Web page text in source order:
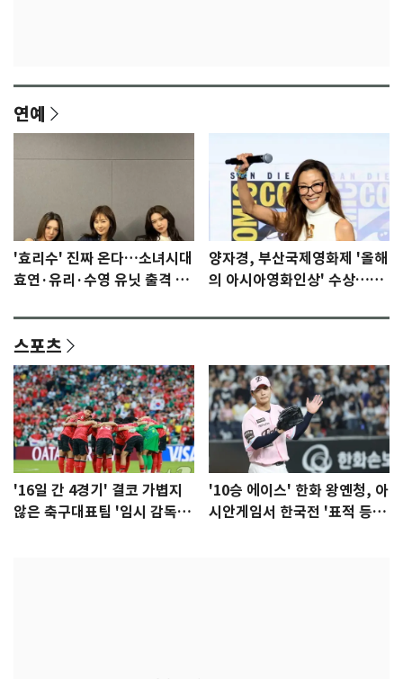
연예
'효리수' 진짜 온다…소녀시대
효연·유리·수영 유닛 출격 [N
양자경, 부산국제영화제 '올해
의 아시아영화인상' 수상…15
스포츠
'16일 간 4경기' 결코 가볍지
않은 축구대표팀 '임시 감독'
'10승 에이스' 한화 왕옌청, 아
시안게임서 한국전 '표적 등